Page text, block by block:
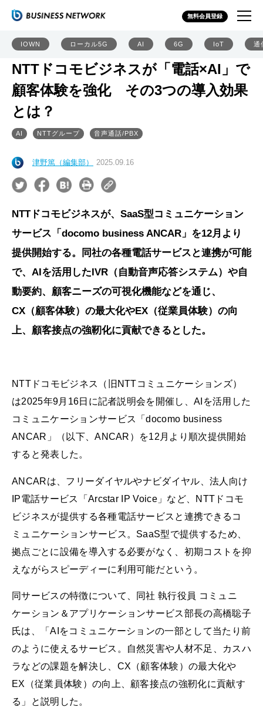
無料会員登録
IOWN ローカル5G AI 6G IoT 通
NTTドコモビジネスが「電話×AI」で
顧客体験を強化 その3つの導入効果
とは？
AI NTTグループ 音声通話/PBX
津野篤（編集部） 2025.09.16
NTTドコモビジネスが、SaaS型コミュニケーション
サービス「docomo business ANCAR」を12月より
提供開始する。同社の各種電話サービスと連携が可能
で、AIを活用したIVR（自動音声応答システム）や自
動要約、顧客ニーズの可視化機能などを通じ、
CX（顧客体験）の最大化やEX（従業員体験）の向
上、顧客接点の強靭化に貢献できるとした。
NTTドコモビジネス（旧NTTコミュニケーションズ）
は2025年9月16日に記者説明会を開催し、AIを活用した
コミュニケーションサービス「docomo business
ANCAR」（以下、ANCAR）を12月より順次提供開始
すると発表した。
ANCARは、フリーダイヤルやナビダイヤル、法人向け
IP電話サービス「Arcstar IP Voice」など、NTTドコモ
ビジネスが提供する各種電話サービスと連携できるコ
ミュニケーションサービス。SaaS型で提供するため、
拠点ごとに設備を導入する必要がなく、初期コストを抑
えながらスピーディーに利用可能だという。
同サービスの特徴について、同社 執行役員 コミュニ
ケーション＆アプリケーションサービス部長の高橋聡子
氏は、「AIをコミュニケーションの一部として当たり前
のように使えるサービス。自然災害や人材不足、カスハ
ラなどの課題を解決し、CX（顧客体験）の最大化や
EX（従業員体験）の向上、顧客接点の強靭化に貢献す
る」と説明した。